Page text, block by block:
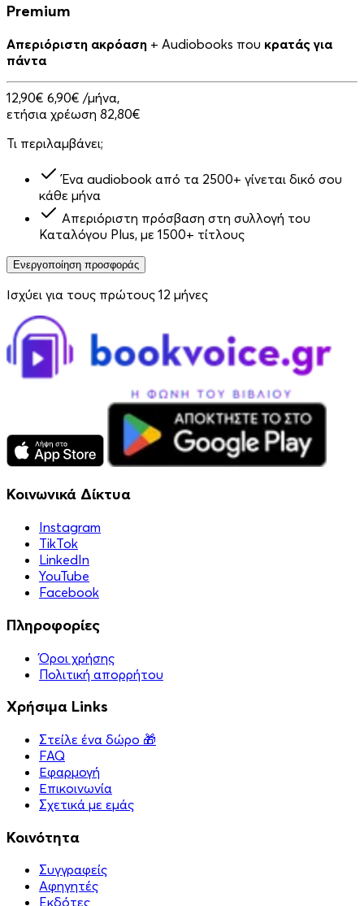
Premium
Απεριόριστη ακρόαση + Audiobooks που κρατάς για
πάντα
12,90€ 6,90€ /μήνα,
ετήσια χρέωση 82,80€
Τι περιλαμβάνει;
Ένα audiobook από τα 2500+ γίνεται δικό σου
κάθε μήνα
Απεριόριστη πρόσβαση στη συλλογή του
Καταλόγου Plus, με 1500+ τίτλους
Ενεργοποίηση προσφοράς
Ισχύει για τους πρώτους 12 μήνες
Κοινωνικά Δίκτυα
Instagram
TikTok
LinkedIn
YouTube
Facebook
Πληροφορίες
Όροι χρήσης
Πολιτική απορρήτου
Χρήσιμα Links
Στείλε ένα δώρο 🎁
FAQ
Εφαρμογή
Επικοινωνία
Σχετικά με εμάς
Κοινότητα
Συγγραφείς
Αφηγητές
Eκδότες